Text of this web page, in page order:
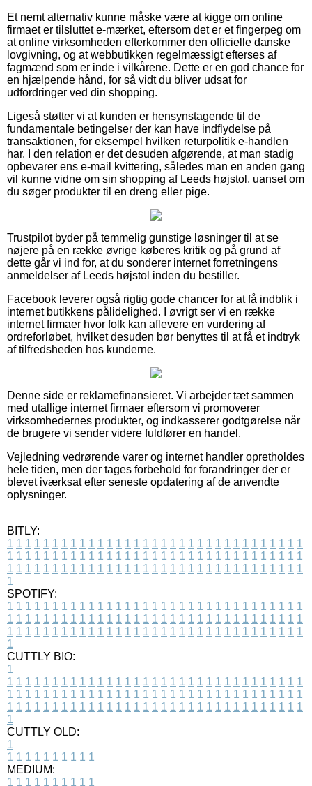
Et nemt alternativ kunne måske være at kigge om online
firmaet er tilsluttet e-mærket, eftersom det er et fingerpeg om
at online virksomheden efterkommer den officielle danske
lovgivning, og at webbutikken regelmæssigt efterses af
fagmænd som er inde i vilkårene. Dette er en god chance for
en hjælpende hånd, for så vidt du bliver udsat for
udfordringer ved din shopping.
Ligeså støtter vi at kunden er hensynstagende til de
fundamentale betingelser der kan have indflydelse på
transaktionen, for eksempel hvilken returpolitik e-handlen
har. I den relation er det desuden afgørende, at man stadig
opbevarer ens e-mail kvittering, således man en anden gang
vil kunne vidne om sin shopping af Leeds højstol, uanset om
du søger produkter til en dreng eller pige.
Trustpilot byder på temmelig gunstige løsninger til at se
nøjere på en række øvrige køberes kritik og på grund af
dette går vi ind for, at du sonderer internet forretningens
anmeldelser af Leeds højstol inden du bestiller.
Facebook leverer også rigtig gode chancer for at få indblik i
internet butikkens pålidelighed. I øvrigt ser vi en række
internet firmaer hvor folk kan aflevere en vurdering af
ordreforløbet, hvilket desuden bør benyttes til at få et indtryk
af tilfredsheden hos kunderne.
Denne side er reklamefinansieret. Vi arbejder tæt sammen
med utallige internet firmaer eftersom vi promoverer
virksomhedernes produkter, og indkasserer godtgørelse når
de brugere vi sender videre fuldfører en handel.
Vejledning vedrørende varer og internet handler opretholdes
hele tiden, men der tages forbehold for forandringer der er
blevet iværksat efter seneste opdatering af de anvendte
oplysninger.
BITLY:
1 1 1 1 1 1 1 1 1 1 1 1 1 1 1 1 1 1 1 1 1 1 1 1 1 1 1 1 1 1 1 1 1
1 1 1 1 1 1 1 1 1 1 1 1 1 1 1 1 1 1 1 1 1 1 1 1 1 1 1 1 1 1 1 1 1
1 1 1 1 1 1 1 1 1 1 1 1 1 1 1 1 1 1 1 1 1 1 1 1 1 1 1 1 1 1 1 1 1
1
SPOTIFY:
1 1 1 1 1 1 1 1 1 1 1 1 1 1 1 1 1 1 1 1 1 1 1 1 1 1 1 1 1 1 1 1 1
1 1 1 1 1 1 1 1 1 1 1 1 1 1 1 1 1 1 1 1 1 1 1 1 1 1 1 1 1 1 1 1 1
1 1 1 1 1 1 1 1 1 1 1 1 1 1 1 1 1 1 1 1 1 1 1 1 1 1 1 1 1 1 1 1 1
1
CUTTLY BIO:
1
1 1 1 1 1 1 1 1 1 1 1 1 1 1 1 1 1 1 1 1 1 1 1 1 1 1 1 1 1 1 1 1 1
1 1 1 1 1 1 1 1 1 1 1 1 1 1 1 1 1 1 1 1 1 1 1 1 1 1 1 1 1 1 1 1 1
1 1 1 1 1 1 1 1 1 1 1 1 1 1 1 1 1 1 1 1 1 1 1 1 1 1 1 1 1 1 1 1 1
1
CUTTLY OLD:
1
1 1 1 1 1 1 1 1 1 1
MEDIUM:
1 1 1 1 1 1 1 1 1 1